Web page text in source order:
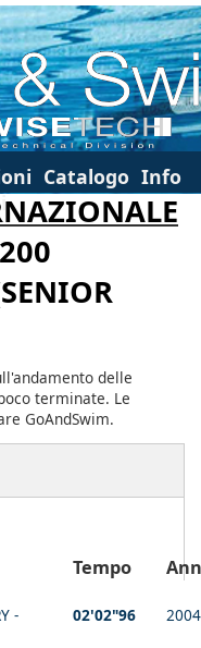
Catalogo Info
200
delle
terminate. Le
GoAndSwim.
Tempo
-
02'02"96 2004